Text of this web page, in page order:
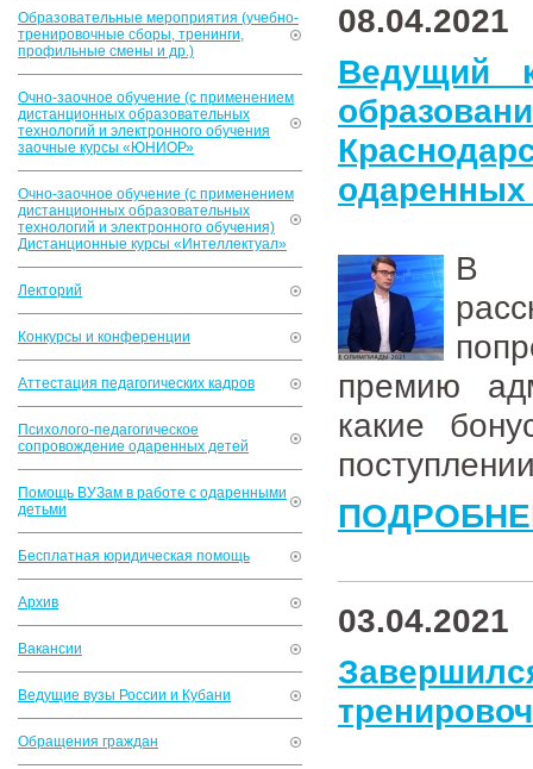
Образовательные мероприятия (учебно-
тренировочные сборы, тренинги,
профильные смены и др.)
Очно-заочное обучение (с применением
дистанционных образовательных
технологий и электронного обучения
заочные курсы «ЮНИОР»
Очно-заочное обучение (с применением
дистанционных образовательных
технологий и электронного обучения)
Дистанционные курсы «Интеллектуал»
Лекторий
Конкурсы и конференции
Аттестация педагогических кадров
Психолого-педагогическое
сопровождение одаренных детей
Помощь ВУЗам в работе с одаренными
детьми
Бесплатная юридическая помощь
Архив
Вакансии
Ведущие вузы России и Кубани
Обращения граждан
08.04.2021
Ведущий
одаренных
В
премию
какие
03.04.2021